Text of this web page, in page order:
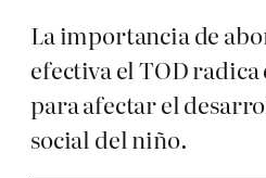
La importancia de
efectiva el TOD
para afectar el
social del niño.